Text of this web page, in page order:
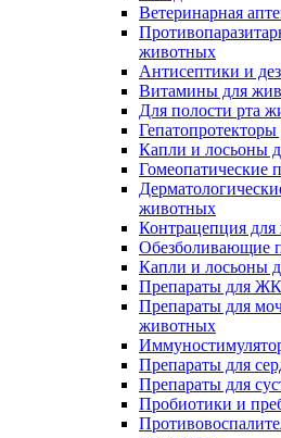
Ветеринарная
животных
Антисептики и
Витамины для
Для полости рта
Капли и лосьоны
Гомеопатические
животных
Контрацепция
Обезболивающие
Капли и лосьоны
Препараты для
Препараты для
животных
Препараты для
Препараты для
Пробиотики и